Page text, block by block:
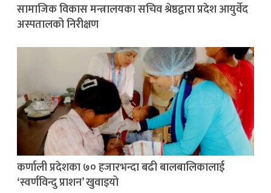
सामाजिक विकास मन्त्रालयका सचिव श्रेष्ठद्वारा प्रदेश आयुर्वेद
अस्पतालको निरीक्षण
कर्णाली प्रदेशका ७० हजारभन्दा बढी बालबालिकालाई
‘स्वर्णविन्दु प्राशन’ खुवाइयो